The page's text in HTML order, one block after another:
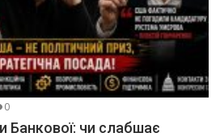
0
Банкової: чи слабшає